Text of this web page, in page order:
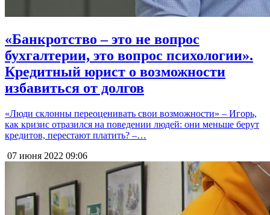
«Банкротство – это не вопрос
бухгалтерии, это вопрос психологии».
Кредитный юрист о возможности
избавиться от долгов
«Люди склонны переоценивать свои возможности» – Игорь,
как кризис отразился на поведении людей: они меньше берут
кредитов, перестают платить? –…
07 июня 2022 09:06